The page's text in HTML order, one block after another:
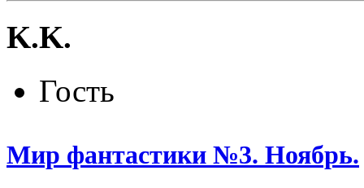
K.K.
Гость
Мир фантастики №3. Ноябрь.